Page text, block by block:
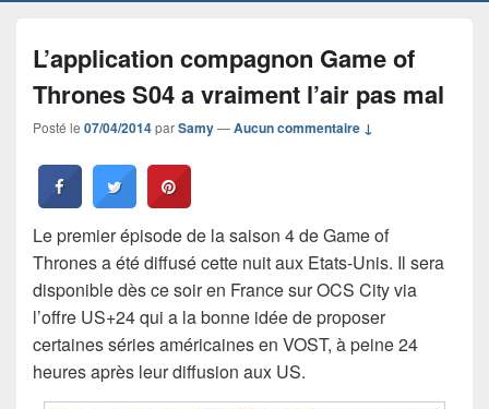
L’application compagnon Game of
Thrones S04 a vraiment l’air pas mal
Posté le 07/04/2014parSamy—Aucun commentaire ↓
Le premier épisode de la saison 4 de Game of
Thrones a été diffusé cette nuit aux Etats-Unis. Il sera
disponible dès ce soir en France sur OCS City via
l’offre US+24 qui a la bonne idée de proposer
certaines séries américaines en VOST, à peine 24
heures après leur diffusion aux US.